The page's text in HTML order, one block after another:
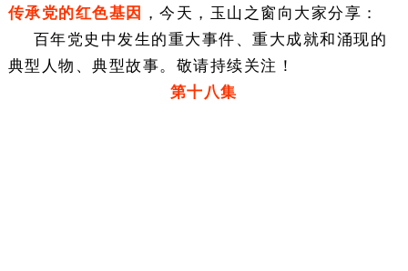
传承党的红色基因 ，今天 ，玉山之窗向大家分享：
百年党史中发生的重大事件、重大成就和涌现的
典型人物、典型故事。敬请持续关注！
第十八集